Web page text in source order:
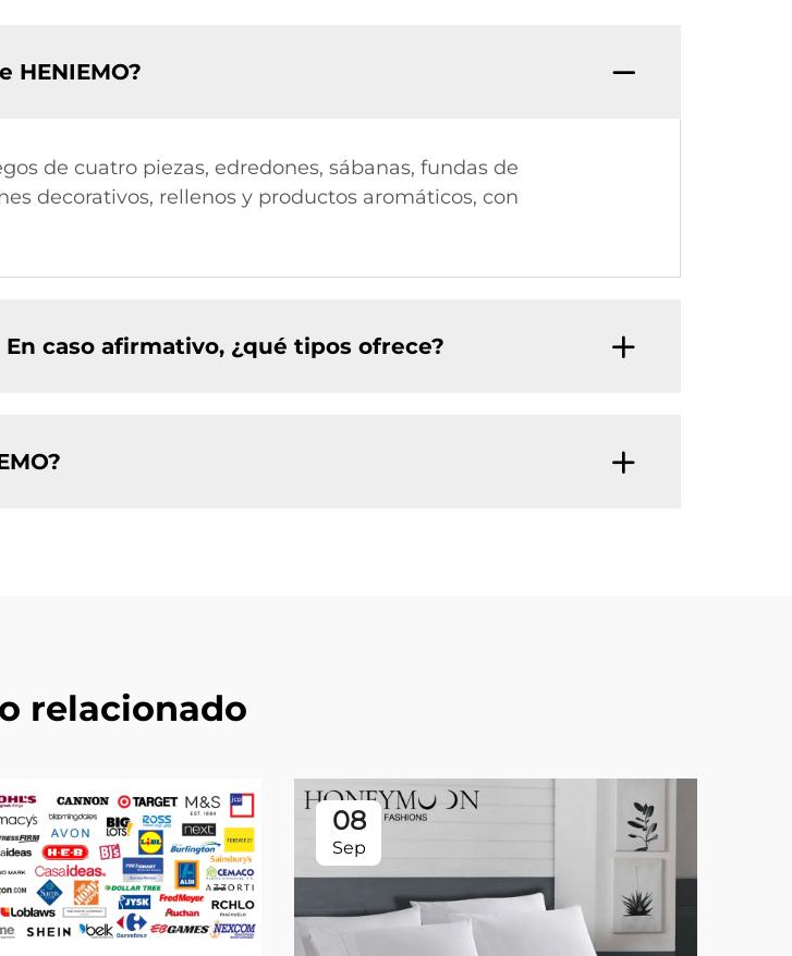
de cuatro piezas, edredones, sábanas, fundas de
decorativos, rellenos y productos aromáticos, con
caso afirmativo, ¿qué tipos ofrece?
relacionado
08
Sep